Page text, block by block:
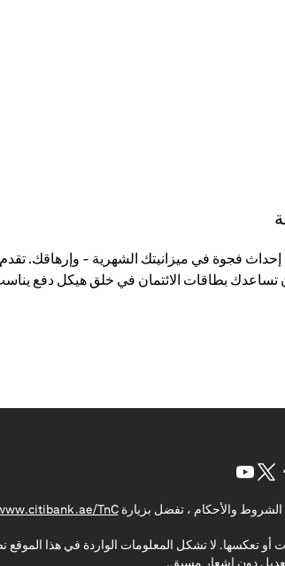
بطاقات الائتمان في خلق هيكل دفع
والأحكام ، تفضل بزيارةTnC
تعكسها. لا تشكل المعلومات الواردة في هذا الموقع
دون إشعار مسبق.